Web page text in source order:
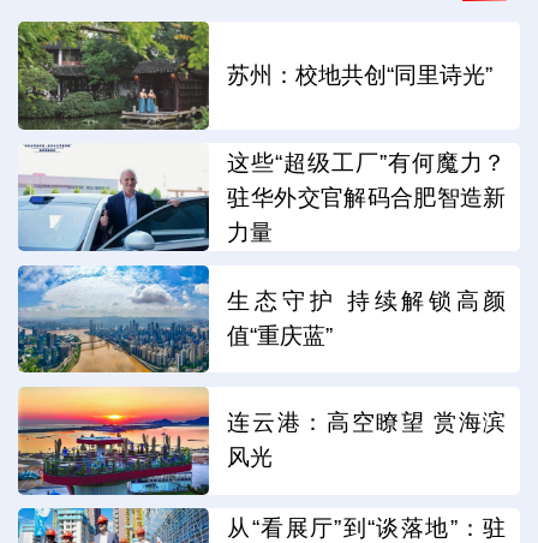
苏州：校地共创“同里诗光”
这些“超级工厂”有何魔力？
驻华外交官解码合肥智造新
力量
生态守护 持续解锁高颜
值“重庆蓝”
连云港：高空瞭望 赏海滨
风光
从“看展厅”到“谈落地”：驻